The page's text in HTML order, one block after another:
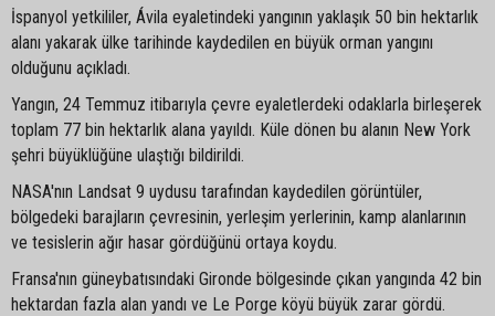
İspanyol yetkililer, Ávila eyaletindeki yangının yaklaşık 50 bin hektarlık
alanı yakarak ülke tarihinde kaydedilen en büyük orman yangını
olduğunu açıkladı.
Yangın, 24 Temmuz itibarıyla çevre eyaletlerdeki odaklarla birleşerek
toplam 77 bin hektarlık alana yayıldı. Küle dönen bu alanın New York
şehri büyüklüğüne ulaştığı bildirildi.
NASA'nın Landsat 9 uydusu tarafından kaydedilen görüntüler,
bölgedeki barajların çevresinin, yerleşim yerlerinin, kamp alanlarının
ve tesislerin ağır hasar gördüğünü ortaya koydu.
Fransa'nın güneybatısındaki Gironde bölgesinde çıkan yangında 42 bin
hektardan fazla alan yandı ve Le Porge köyü büyük zarar gördü.